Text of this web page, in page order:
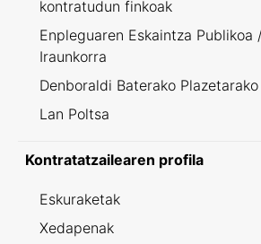
kontratudun finkoak
Enpleguaren Eskaintza Publikoa
Iraunkorra
Denboraldi Baterako
Lan Poltsa
Kontratatzailearen profila
Eskuraketak
Xedapenak